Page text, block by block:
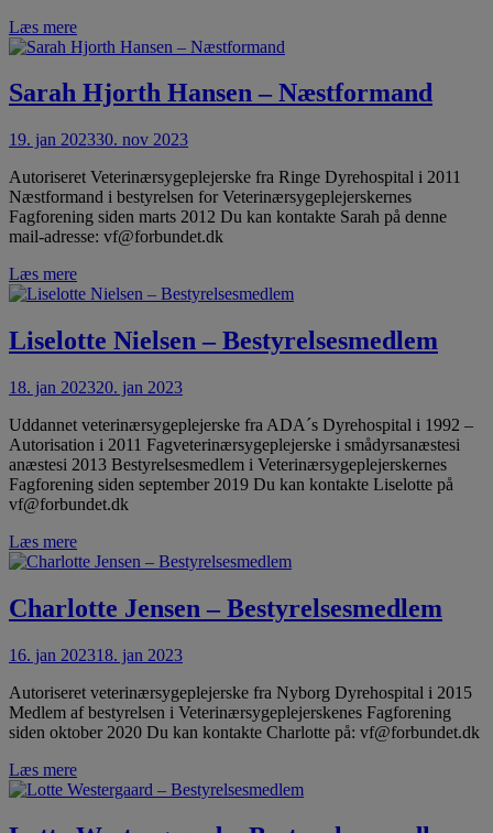
Læs mere
Sarah Hjorth Hansen – Næstformand
19. jan 202330. nov 2023
Autoriseret Veterinærsygeplejerske fra Ringe Dyrehospital i 2011
Næstformand i bestyrelsen for Veterinærsygeplejerskernes
Fagforening siden marts 2012 Du kan kontakte Sarah på denne
mail-adresse: vf@forbundet.dk
Læs mere
Liselotte Nielsen – Bestyrelsesmedlem
18. jan 202320. jan 2023
Uddannet veterinærsygeplejerske fra ADA´s Dyrehospital i 1992 –
Autorisation i 2011 Fagveterinærsygeplejerske i smådyrsanæstesi
anæstesi 2013 Bestyrelsesmedlem i Veterinærsygeplejerskernes
Fagforening siden september 2019 Du kan kontakte Liselotte på
vf@forbundet.dk
Læs mere
Charlotte Jensen – Bestyrelsesmedlem
16. jan 202318. jan 2023
Autoriseret veterinærsygeplejerske fra Nyborg Dyrehospital i 2015
Medlem af bestyrelsen i Veterinærsygeplejerskenes Fagforening
siden oktober 2020 Du kan kontakte Charlotte på: vf@forbundet.dk
Læs mere